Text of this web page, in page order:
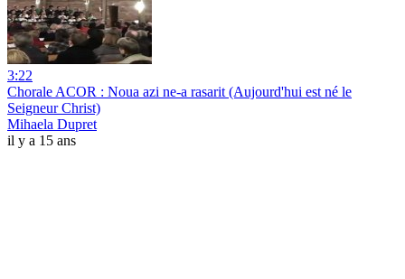
3:22
Chorale ACOR : Noua azi ne-a rasarit (Aujourd'hui est né le
Seigneur Christ)
Mihaela Dupret
il y a 15 ans